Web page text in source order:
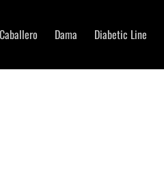
Caballero Dama Diabetic Line